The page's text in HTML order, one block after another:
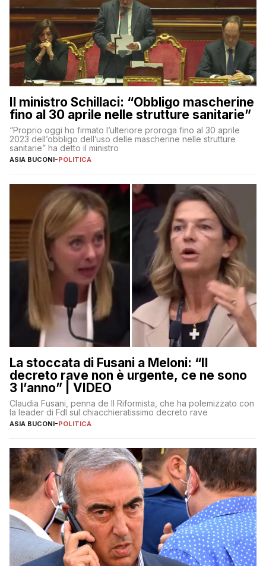
Il ministro Schillaci: “Obbligo mascherine
fino al 30 aprile nelle strutture sanitarie”
“Proprio oggi ho firmato l’ulteriore proroga fino al 30 aprile
2023 dell’obbligo dell’uso delle mascherine nelle strutture
sanitarie” ha detto il ministro
ASIA BUCONI-POLITICA
La stoccata di Fusani a Meloni: “Il
decreto rave non è urgente, ce ne sono
3 l’anno” | VIDEO
Claudia Fusani, penna de Il Riformista, che ha polemizzato con
la leader di FdI sul chiacchieratissimo decreto rave
ASIA BUCONI-POLITICA